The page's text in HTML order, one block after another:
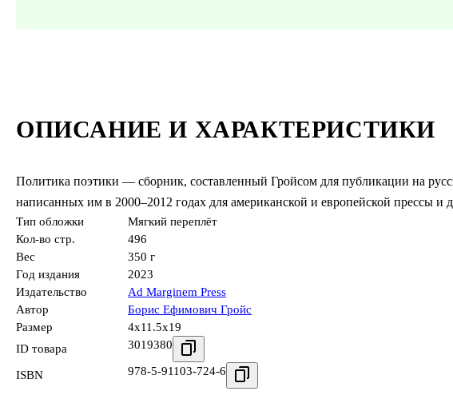
ОПИСАНИЕ И ХАРАКТЕРИСТИКИ
Политика поэтики — сборник, составленный Гройсом для публикации на
написанных им в 2000–2012 годах для американской и европейской прессы и
Тип обложки
Мягкий переплёт
Кол-во стр.
496
Вес
350 г
Год издания
2023
Издательство
Ad Marginem Press
Автор
Борис Ефимович Гройс
Размер
4x11.5x19
ID товара
3019380
ISBN 978-5-91103-724-6